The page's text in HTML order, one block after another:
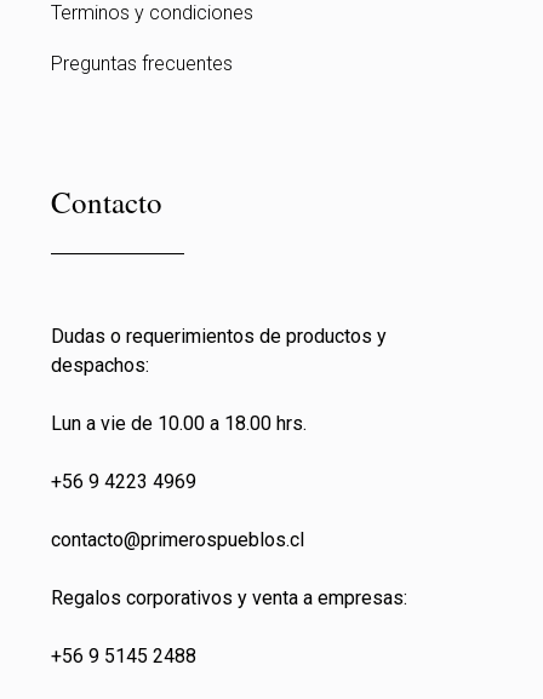
Terminos y condiciones
Preguntas frecuentes
Contacto
Dudas o requerimientos de productos y
despachos:
Lun a vie de 10.00 a 18.00 hrs.
+56 9 4223 4969
contacto@primerospueblos.cl
Regalos corporativos y venta a empresas:
+56 9 5145 2488